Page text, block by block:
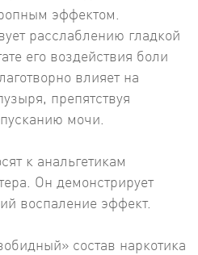
эффектом.
расслаблению гладкой
его воздействия боли
влияет на
препятствуя
мочи.
к анальгетикам
Он демонстрирует
воспаление эффект.
состав наркотика